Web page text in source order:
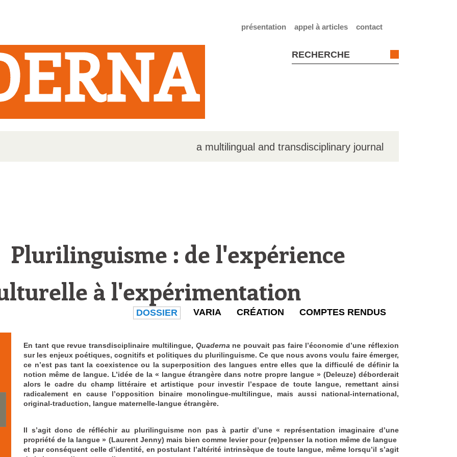
présentation appel à articles contact
a multilingual and transdisciplinary journal
Plurilinguisme : de l'expérience
à l'expérimentation
DOSSIER VARIA CRÉATION COMPTES RENDUS
En tant que revue transdisciplinaire multilingue, Quadernane pouvait pas faire l’économie d’une réflexion
sur les enjeux poétiques, cognitifs et politiques du plurilinguisme. Ce que nous avons voulu faire émerger,
ce n’est pas tant la coexistence ou la superposition des langues entre elles que la difficulé de définir la
notion même de langue. L’idée de la « langue étrangère dans notre propre langue » (Deleuze) déborderait
alors le cadre du champ littéraire et artistique pour investir l’espace de toute langue, remettant ainsi
radicalement en cause l’opposition binaire monolingue-multilingue, mais aussi national-international,
original-traduction, langue maternelle-langue étrangère.
Il s’agit donc de réfléchir au plurilinguisme non pas à partir d’une « représentation imaginaire d’une
propriété de la langue » (Laurent Jenny) mais bien comme levier pour (re)penser la notion même de langue
et par conséquent celle d’identité, en postulant l’altérité intrinsèque de toute langue, même lorsqu’il s’agit